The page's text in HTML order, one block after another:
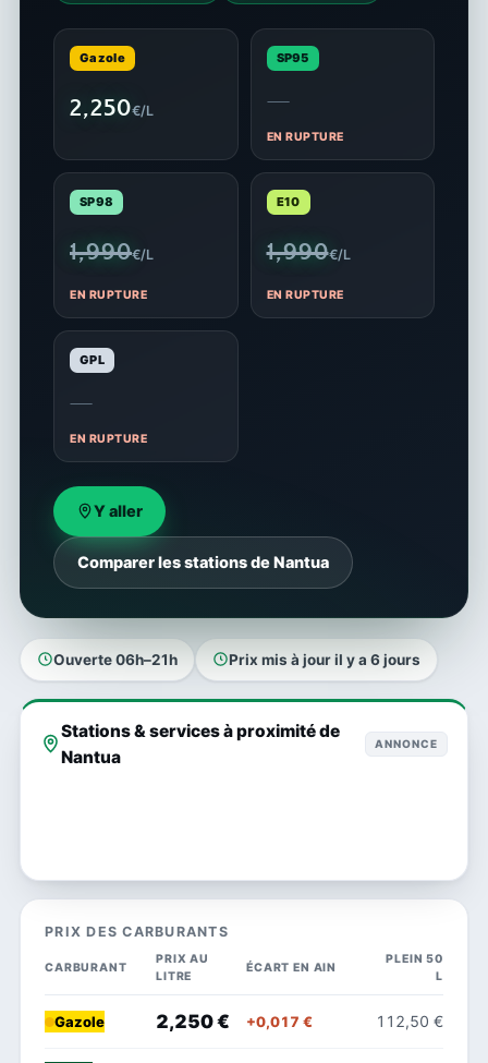
Gazole
2,250€/L
SP95
—
EN RUPTURE
SP98
1,990€/L
EN RUPTURE
E10
1,990€/L
EN RUPTURE
GPL
—
EN RUPTURE
Y aller
Comparer les stations de Nantua
Ouverte 06h–21h Prix mis à jour il y a 6 jours
Stations & services à proximité de
Nantua
ANNONCE
PRIX DES CARBURANTS
CARBURANT
PRIX AU
LITRE
ÉCART EN AIN
PLEIN 50
L
Gazole 2,250 € +0,017 € 112,50 €